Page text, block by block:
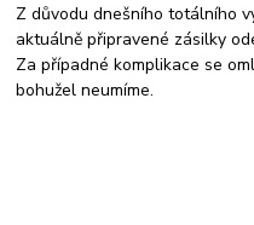
Z důvodu dnešního totálního
aktuálně připravené zásilky
Za případné komplikace se
bohužel neumíme.